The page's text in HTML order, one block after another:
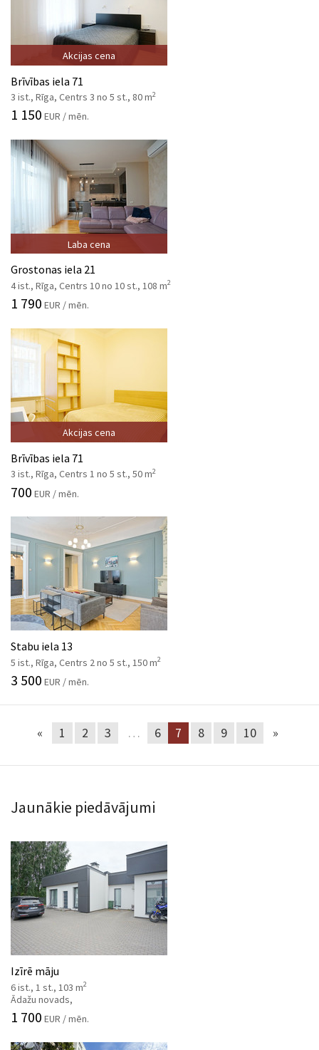
Akcijas cena
Brīvības iela 71
3 ist., Rīga, Centrs 3 no 5 st., 80 m2
1 150 EUR / mēn.
Laba cena
Grostonas iela 21
4 ist., Rīga, Centrs 10 no 10 st., 108 m2
1 790 EUR / mēn.
Akcijas cena
Brīvības iela 71
3 ist., Rīga, Centrs 1 no 5 st., 50 m2
700 EUR / mēn.
Stabu iela 13
5 ist., Rīga, Centrs 2 no 5 st., 150 m2
3 500 EUR / mēn.
« 1 2 3 … 6 7 8 9 10 »
Jaunākie piedāvājumi
Izīrē māju
6 ist., 1 st., 103 m2
Ādažu novads,
1 700 EUR / mēn.